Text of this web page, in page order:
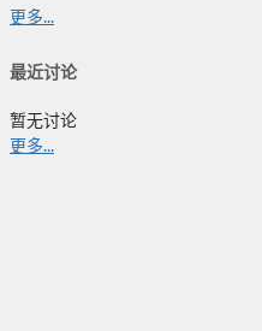
更多...
最近讨论
暂无讨论
更多...